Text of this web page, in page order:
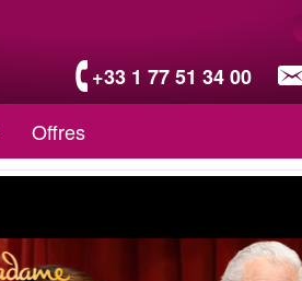
+33 1 77 51 34 00
Offres